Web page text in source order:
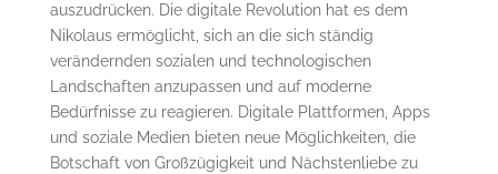
auszudrücken. Die digitale Revolution hat es dem
Nikolaus ermöglicht, sich an die sich ständig
verändernden sozialen und technologischen
Landschaften anzupassen und auf moderne
Bedürfnisse zu reagieren. Digitale Plattformen, Apps
und soziale Medien bieten neue Möglichkeiten, die
Botschaft von Großzügigkeit und Nächstenliebe zu